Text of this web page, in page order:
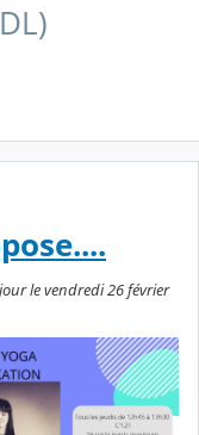
le vendredi 26 février